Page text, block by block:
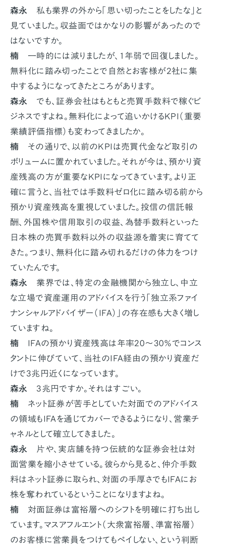
森永
私も業界の外から「思い切ったことをしたな」と
見ていました。収益面ではかなりの影響があったので
はないですか。
楠 一時的には減りましたが、1年弱で回復しました。
無料化に踏み切ったことで自然とお客様が2社に集
中するようになってきたところがあります。
森永
でも、証券会社はもともと売買手数料で稼ぐビ
ジネスですよね。無料化によって追いかけるKPI（重要
業績評価指標）も変わってきましたか。
楠 その通りで、以前のKPIは売買代金など取引の
ボリュームに置かれていました。それが今は、預かり資
産残高の方が重要なKPIになってきています。より正
確に言うと、当社では手数料ゼロ化に踏み切る前から
預かり資産残高を重視していました。投信の信託報
酬、外国株や信用取引の収益、為替手数料といった
日本株の売買手数料以外の収益源を着実に育てて
きた。つまり、無料化に踏み切れるだけの体力をつけ
ていたんです。
森永
業界では、特定の金融機関から独立し、中立
な立場で資産運用のアドバイスを行う「独立系ファイ
ナンシャルアドバイザー（IFA）」の存在感も大きく増し
ていますね。
楠 IFAの預かり資産残高は年率20〜30％でコンス
タントに伸びていて、当社のIFA経由の預かり資産だ
けで3兆円近くになっています。
森永
3兆円ですか。それはすごい。
楠 ネット証券が苦手としていた対面でのアドバイス
の領域もIFAを通じてカバーできるようになり、営業チ
ャネルとして確立してきました。
森永
片や、実店舗を持つ伝統的な証券会社は対
面営業を縮小させている。彼らから見ると、仲介手数
料はネット証券に取られ、対面の手厚さでもIFAにお
株を奪われているということになりますよね。
楠 対面証券は富裕層へのシフトを明確に打ち出し
ています。マスアフルエント（大衆富裕層、準富裕層）
のお客様に営業員をつけてもペイしない、という判断